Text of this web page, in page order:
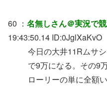
60 ： 名無しさん＠実況で
19:43:50.14 ID:0JglXaKvO
今日の大井11Rムサ
で9万になる。その9
ローリーの単に全額